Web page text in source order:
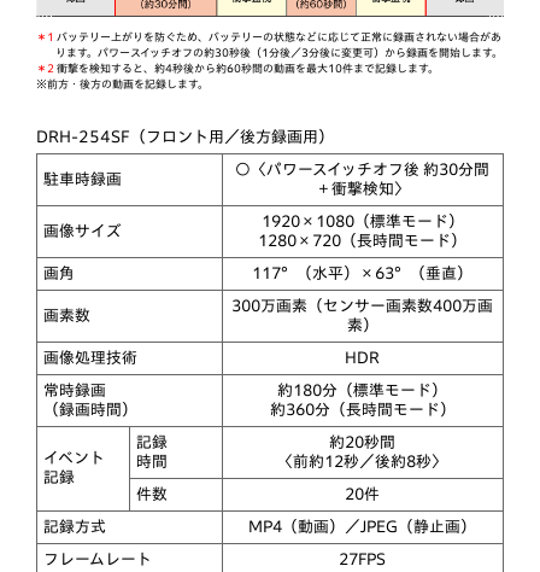
＊1 バッテリー上がりを防ぐため、バッテリーの状態などに応じて正常に録画されない場合があ
ります。パワースイッチオフの約30秒後（1分後／3分後に変更可）から録画を開始します。
＊2 衝撃を検知すると、約4秒後から約60秒間の動画を最大10件まで記録します。
※前方・後方の動画を記録します。
DRH-254SF（フロント用／後方録画用）
駐車時録画
○〈パワースイッチオフ後 約30分間
＋衝撃検知〉
画像サイズ
1920×1080（標準モード）
1280×720（長時間モード）
画角 117°（水平）×63°（垂直）
画素数
300万画素（センサー画素数400万画
素）
画像処理技術 HDR
常時録画
（録画時間）
約180分（標準モード）
約360分（長時間モード）
イベント
記録
記録
時間
約20秒間
〈前約12秒／後約8秒〉
件数 20件
記録方式 MP4（動画）／JPEG（静止画）
フレームレート 27FPS